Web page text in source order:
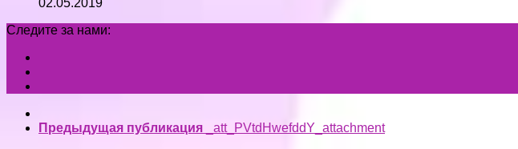
Следите за нами:
Предыдущая публикация _att_PVtdHwefddY_attachment